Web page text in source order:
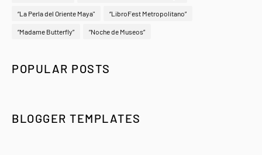
“La Perla del Oriente Maya" “LibroFest Metropolitano”
“Madame Butterfly” “Noche de Museos”
POPULAR POSTS
BLOGGER TEMPLATES